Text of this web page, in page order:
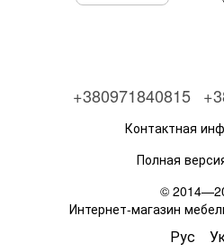
+380971840815
Контактная
Полная
©
Интернет-магазин
Рус